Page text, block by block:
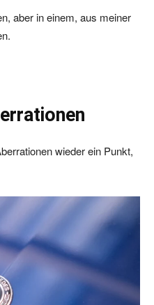
aber in einem, aus meiner
wieder ein Punkt,